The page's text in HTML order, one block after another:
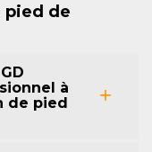
pied de
à
de pied